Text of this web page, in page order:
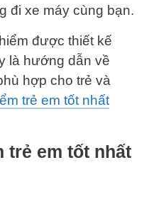
đi xe máy cùng bạn.
được thiết kế
là hướng dẫn về
hợp cho trẻ và
trẻ em tốt nhất
trẻ em tốt nhất